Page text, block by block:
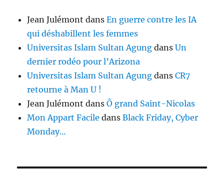
Jean Julémont dansEn guerre contre les IA
qui déshabillent les femmes
Universitas Islam Sultan Agung dansUn
dernier rodéo pour l’Arizona
Universitas Islam Sultan Agung dansCR7
retourne à Man U !
Jean Julémont dansÔ grand Saint-Nicolas
Mon Appart Facile dansBlack Friday, Cyber
Monday…